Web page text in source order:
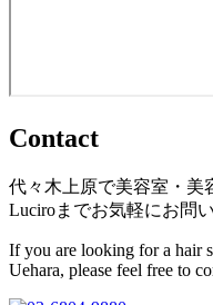
Contact
代々木上原で美容室・美
Luciroまでお気軽にお問
If you are looking for a hair
Uehara, please feel free to